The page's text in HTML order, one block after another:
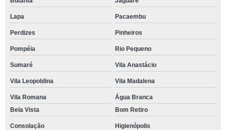
Lapa Pacaembu
Perdizes Pinheiros
Pompéia Rio Pequeno
Sumaré Vila Anastácio
Vila Leopoldina Vila Madalena
Vila Romana
Água Branca
Bela Vista
Bom Retiro
Consolação Higienópolis